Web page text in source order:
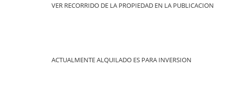
VER RECORRIDO DE LA PROPIEDAD EN LA PUBLICACION
ACTUALMENTE ALQUILADO ES PARA INVERSION